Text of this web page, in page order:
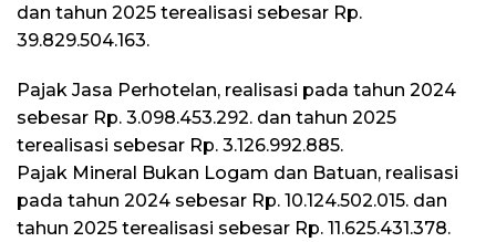
dan tahun 2025 terealisasi sebesar Rp.
39.829.504.163.
Pajak Jasa Perhotelan, realisasi pada tahun 2024
sebesar Rp. 3.098.453.292. dan tahun 2025
terealisasi sebesar Rp. 3.126.992.885.
Pajak Mineral Bukan Logam dan Batuan, realisasi
pada tahun 2024 sebesar Rp. 10.124.502.015. dan
tahun 2025 terealisasi sebesar Rp. 11.625.431.378.